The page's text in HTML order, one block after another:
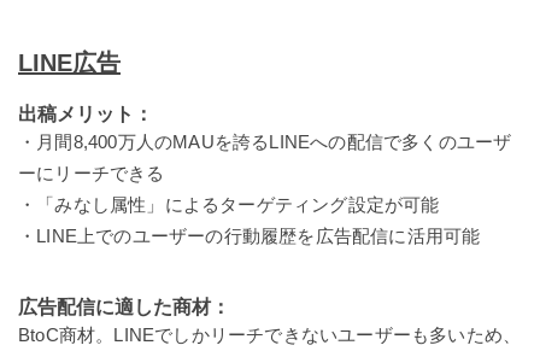
LINE広告
出稿メリット：
・月間8,400万人のMAUを誇るLINEへの配信で多くのユーザ
ーにリーチできる
・「みなし属性」によるターゲティング設定が可能
・LINE上でのユーザーの行動履歴を広告配信に活用可能
広告配信に適した商材：
BtoC商材。LINEでしかリーチできないユーザーも多いため、